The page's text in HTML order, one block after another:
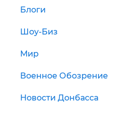
Блоги
Шоу-Биз
Мир
Военное Обозрение
Новости Донбасса